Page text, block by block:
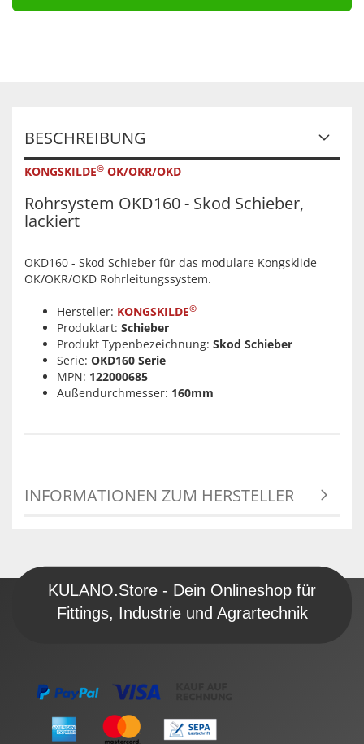
BESCHREIBUNG
KONGSKILDE© OK/OKR/OKD
Rohrsystem OKD160 - Skod Schieber,
lackiert
OKD160 - Skod Schieber für das modulare Kongsklide
OK/OKR/OKD Rohrleitungssystem.
Hersteller: KONGSKILDE©
Produktart: Schieber
Produkt Typenbezeichnung: Skod Schieber
Serie: OKD160 Serie
MPN: 122000685
Außendurchmesser: 160mm
INFORMATIONEN ZUM HERSTELLER
KULANO.Store - Dein Onlineshop für
Fittings, Industrie und Agrartechnik